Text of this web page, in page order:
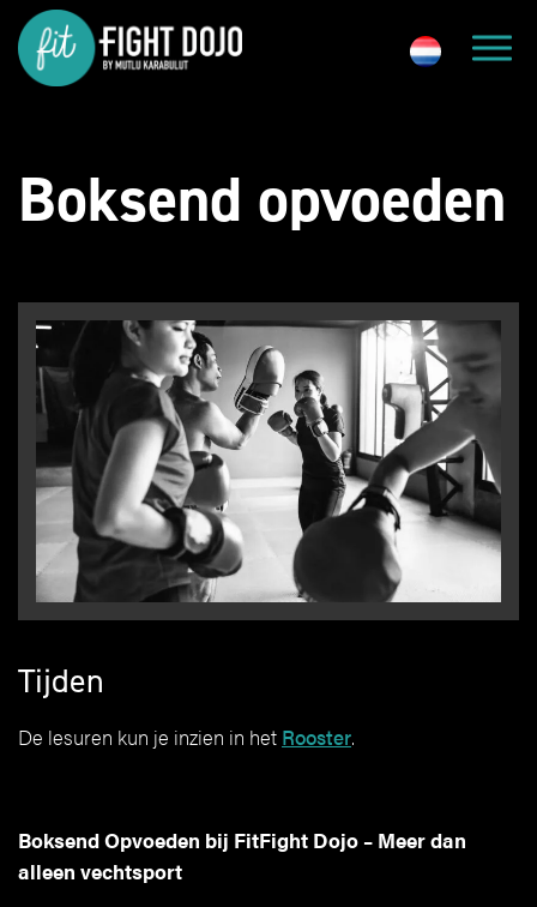
Boksend opvoeden
Tijden
De lesuren kun je inzien in het Rooster.
Boksend Opvoeden bij FitFight Dojo – Meer dan
alleen vechtsport